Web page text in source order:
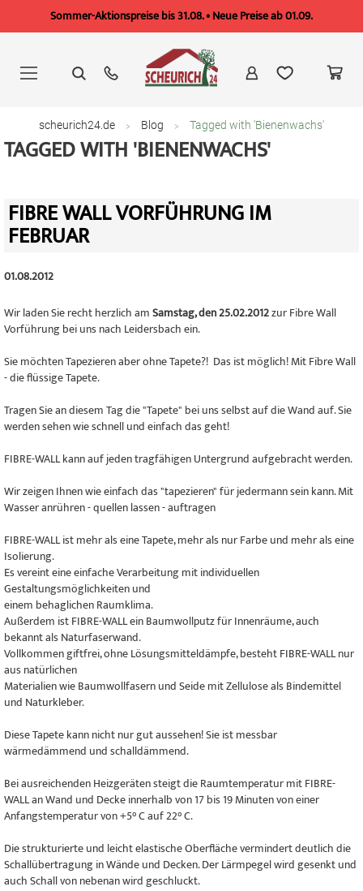
Sommer-Aktionspreise bis 31.08. • Neue Preise ab 01.09.
springen
scheurich24.de Blog Tagged with 'Bienenwachs'
TAGGED WITH 'BIENENWACHS'
FIBRE WALL VORFÜHRUNG IM
FEBRUAR
01.08.2012
Wir laden Sie recht herzlich amSamstag, den 25.02.2012zur Fibre Wall
Vorführung bei uns nach Leidersbach ein.
Sie möchten Tapezieren aber ohne Tapete?! Das ist möglich! Mit Fibre Wall
- die flüssige Tapete.
Tragen Sie an diesem Tag die "Tapete" bei uns selbst auf die Wand auf. Sie
werden sehen wie schnell und einfach das geht!
FIBRE-WALL kann auf jeden tragfähigen Untergrund aufgebracht werden.
Wir zeigen Ihnen wie einfach das "tapezieren" für jedermann sein kann. Mit
Wasser anrühren - quellen lassen - auftragen
FIBRE-WALL ist mehr als eine Tapete, mehr als nur Farbe und mehr als eine
Isolierung.
Es vereint eine einfache Verarbeitung mit individuellen
Gestaltungsmöglichkeiten und
einem behaglichen Raumklima.
Außerdem ist FIBRE-WALL ein Baumwollputz für Innenräume, auch
bekannt als Naturfaserwand.
Vollkommen giftfrei, ohne Lösungsmitteldämpfe, besteht FIBRE-WALL nur
aus natürlichen
Materialien wie Baumwollfasern und Seide mit Zellulose als Bindemittel
und Naturkleber.
Diese Tapete kann nicht nur gut aussehen! Sie ist messbar
wärmedämmend und schalldämmend.
Bei ausreichenden Heizgeräten steigt die Raumtemperatur mit FIBRE-
WALL an Wand und Decke innerhalb von 17 bis 19 Minuten von einer
Anfangstemperatur von +5° C auf 22° C.
Die strukturierte und leicht elastische Oberfläche vermindert deutlich die
Schallübertragung in Wände und Decken. Der Lärmpegel wird gesenkt und
auch Schall von nebenan wird geschluckt.